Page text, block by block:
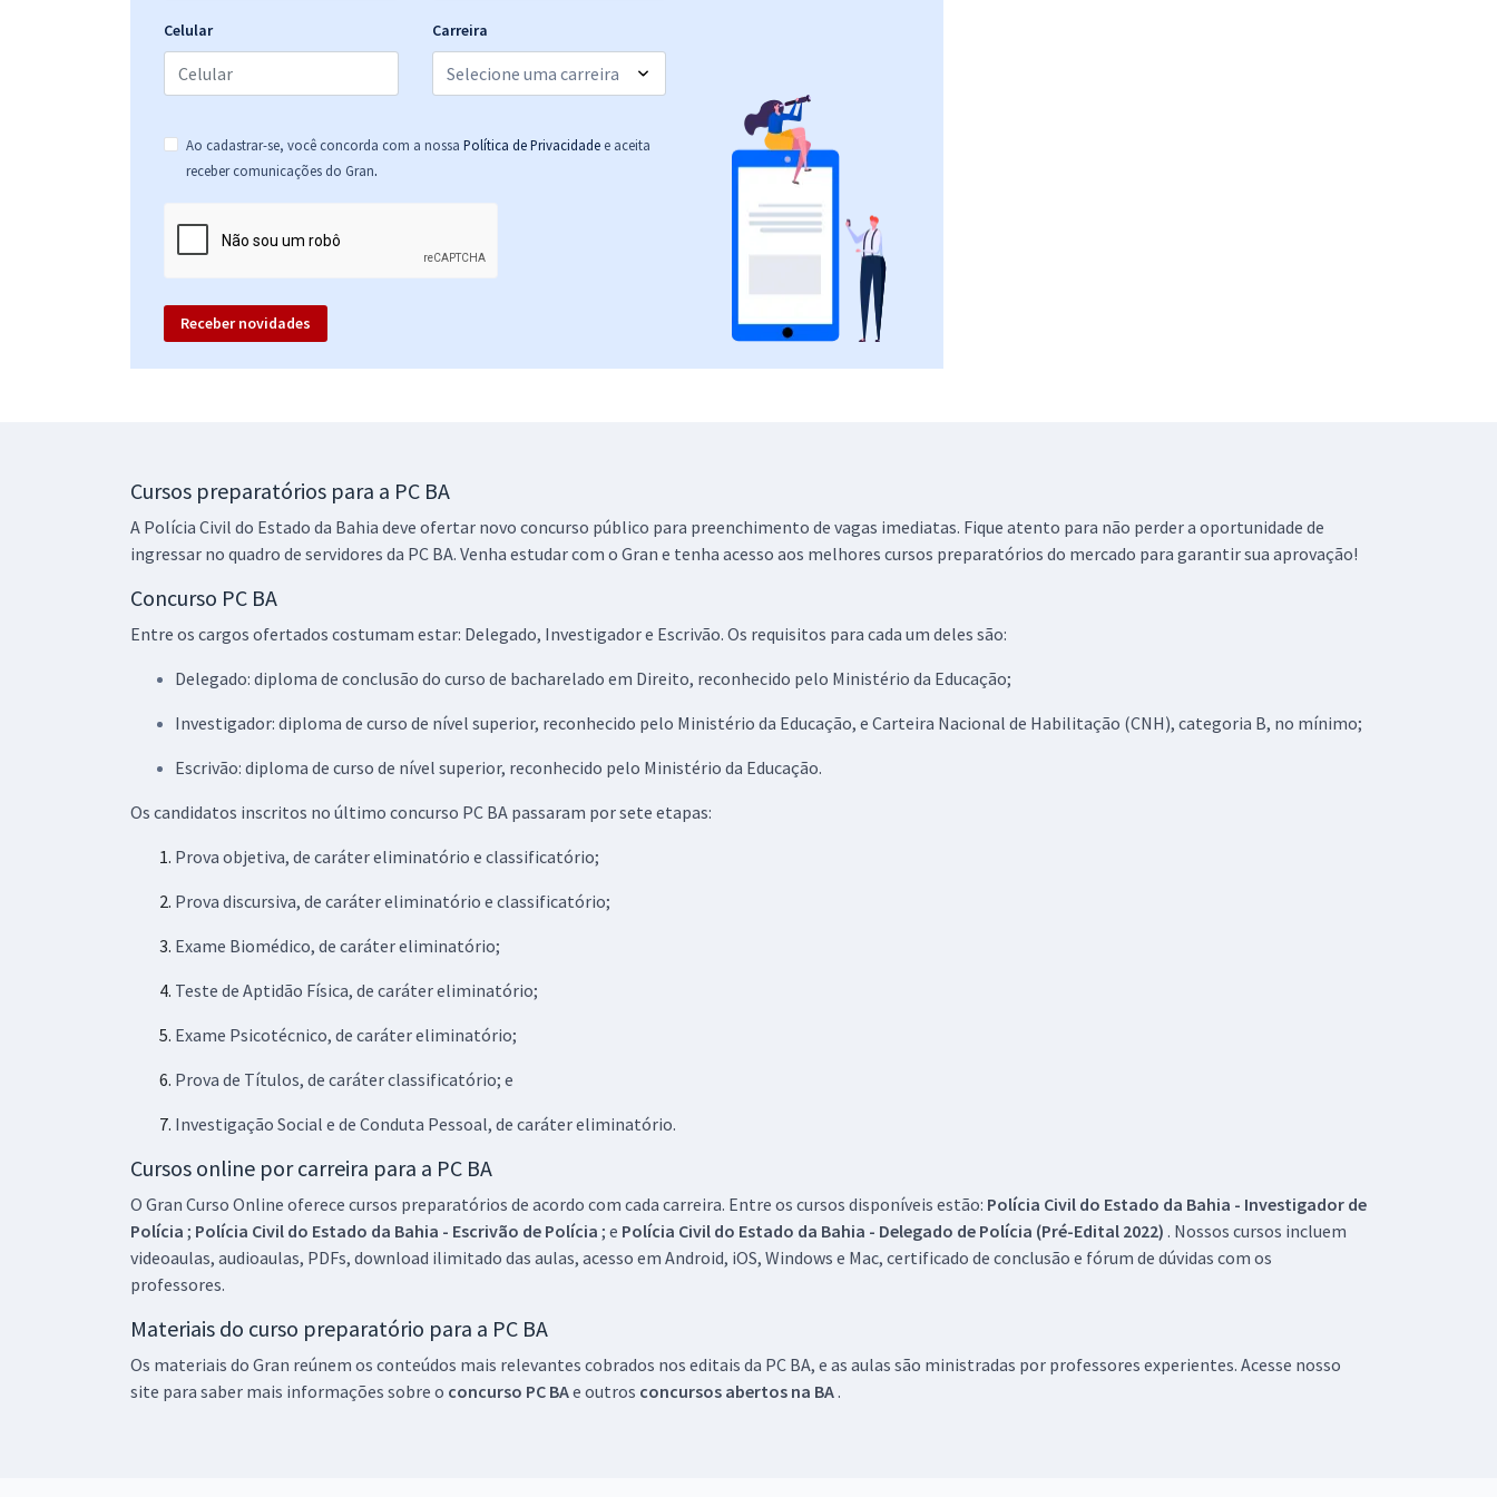
Celular Carreira
Ao cadastrar-se, você concorda com a nossa Política de Privacidade e aceita
receber comunicações do Gran.
Receber novidades
Cursos preparatórios para a PC BA
A Polícia Civil do Estado da Bahia deve ofertar novo concurso público para preenchimento de vagas imediatas. Fique atento para não perder a oportunidade de
ingressar no quadro de servidores da PC BA. Venha estudar com o Gran e tenha acesso aos melhores cursos preparatórios do mercado para garantir sua aprovação!
Concurso PC BA
Entre os cargos ofertados costumam estar: Delegado, Investigador e Escrivão. Os requisitos para cada um deles são:
Delegado: diploma de conclusão do curso de bacharelado em Direito, reconhecido pelo Ministério da Educação;
Investigador: diploma de curso de nível superior, reconhecido pelo Ministério da Educação, e Carteira Nacional de Habilitação (CNH), categoria B, no mínimo;
Escrivão: diploma de curso de nível superior, reconhecido pelo Ministério da Educação.
Os candidatos inscritos no último concurso PC BA passaram por sete etapas:
Prova objetiva, de caráter eliminatório e classificatório;
Prova discursiva, de caráter eliminatório e classificatório;
Exame Biomédico, de caráter eliminatório;
Teste de Aptidão Física, de caráter eliminatório;
Exame Psicotécnico, de caráter eliminatório;
Prova de Títulos, de caráter classificatório; e
Investigação Social e de Conduta Pessoal, de caráter eliminatório.
Cursos online por carreira para a PC BA
O Gran Curso Online oferece cursos preparatórios de acordo com cada carreira. Entre os cursos disponíveis estão: Polícia Civil do Estado da Bahia - Investigador de
Polícia ; Polícia Civil do Estado da Bahia - Escrivão de Polícia ; e Polícia Civil do Estado da Bahia - Delegado de Polícia (Pré-Edital 2022) . Nossos cursos incluem
videoaulas, audioaulas, PDFs, download ilimitado das aulas, acesso em Android, iOS, Windows e Mac, certificado de conclusão e fórum de dúvidas com os
professores.
Materiais do curso preparatório para a PC BA
Os materiais do Gran reúnem os conteúdos mais relevantes cobrados nos editais da PC BA, e as aulas são ministradas por professores experientes. Acesse nosso
site para saber mais informações sobre o concurso PC BAe outros concursos abertos na BA .